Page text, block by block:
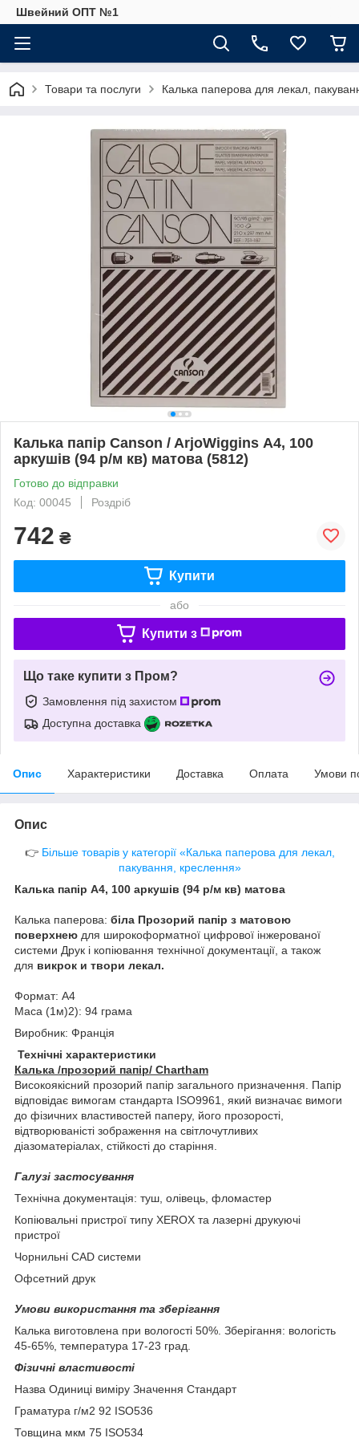
Швейний ОПТ №1
Товари та послуги Калька паперова для лекал,
Калька папір Canson / ArjoWiggins А4, 100
аркушів (94 р/м кв) матова (5812)
Готово до відправки
Код: 00045
Роздріб
742 ₴
Купити
або
Купити з
Що таке купити з Пром?
Замовлення під захистом
Доступна доставка
Опис Характеристики Доставка Оплата Умови
Опис
👉 Більше товарів у категорії «Калька паперова для лекал,
пакування, креслення»
Калька папір А4, 100 аркушів (94 р/м кв) матова
Калька паперова: біла Прозорий папір з матовою
поверхнею для широкоформатної цифрової інжерованої
системи Друк і копіювання технічної документації, а також
для викрок и твори лекал.
Формат: A4
Маса (1м)2): 94 грама
Виробник: Франція
Технічні характеристики
Калька /прозорий папір/ Chartham
Високоякісний прозорий папір загального призначення. Папір
відповідає вимогам стандарта ISO9961, який визначає вимоги
до фізичних властивостей паперу, його прозорості,
відтворюваністі зображення на світлочутливих
діазоматеріалах, стійкості до старіння.
Галузі застосування
Технічна документація: туш, олівець, фломастер
Копіювальні пристрої типу XEROX та лазерні друкуючі
пристрої
Чорнильні CAD системи
Офсетний друк
Умови використання та зберігання
Калька виготовлена при вологості 50%. Зберігання: вологість
45-65%, температура 17-23 град.
Фізичні властивості
Назва Одиниці виміру Значення Стандарт
Граматура г/м2 92 ISO536
Товщина мкм 75 ISO534